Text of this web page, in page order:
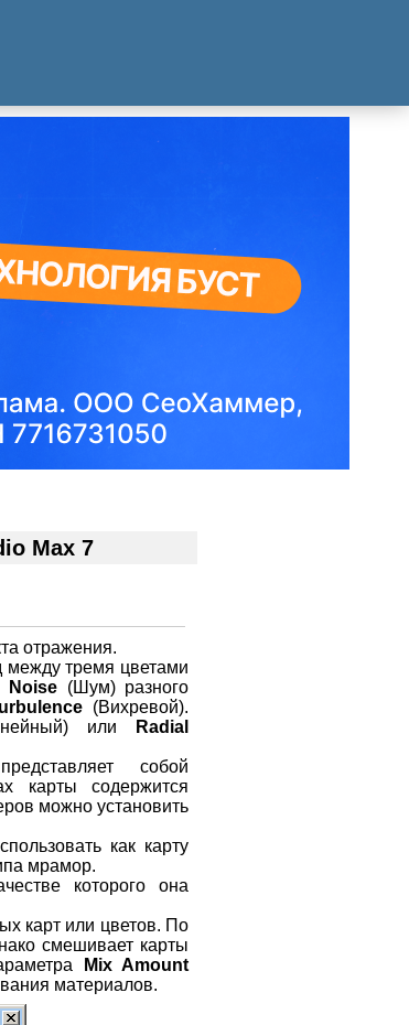
Max 7
отражения.
между тремя цветами
Noise (Шум) разного
(Вихревой).
или
Radial
собой
карты содержится
можно установить
как карту
мрамор.
которого она
карт или цветов. По
смешивает карты
Mix Amount
материалов.